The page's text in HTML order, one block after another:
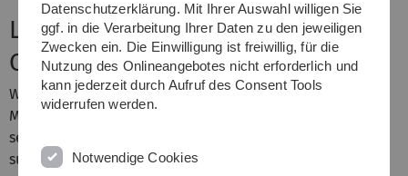
Lectures, Seminars and Lab
Courses
We are involved in teaching both on Bachelor and
Master's level. Below is a list of all offered corses,
seminars and lab courses (in Geman). Please see the
submenu for the Master's module "Genetics and Cell
Datenschutzerklärung. Mit Ihrer Auswahl willigen Sie
ggf. in die Verarbeitung Ihrer Daten zu den jeweiligen
Zwecken ein. Die Einwilligung ist freiwillig, für die
Nutzung des Onlineangebotes nicht erforderlich und
kann jederzeit durch Aufruf des Consent Tools
widerrufen werden.
Notwendige Cookies